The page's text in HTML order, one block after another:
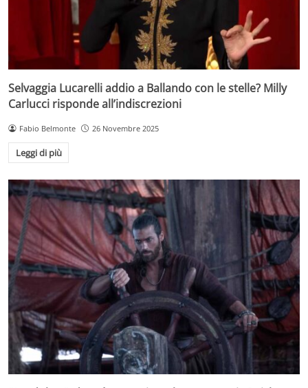
Selvaggia Lucarelli addio a Ballando con le stelle? Milly
Carlucci risponde all’indiscrezioni
Fabio Belmonte 26 Novembre 2025
Leggi di più